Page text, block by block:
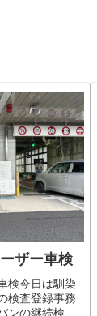
ザー車検
検今日は馴染
検査登録事務
ンの継続検査